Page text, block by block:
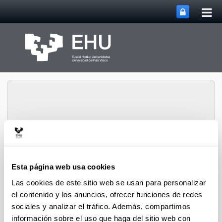
Esta página web usa cookies
Las cookies de este sitio web se usan para personalizar
el contenido y los anuncios, ofrecer funciones de redes
sociales y analizar el tráfico. Además, compartimos
información sobre el uso que haga del sitio web con
Rotavapor
Tres rotavapores (Hei-Vap Core, Heidolph Instruments)
para la evaporación de disolventes en muestras o